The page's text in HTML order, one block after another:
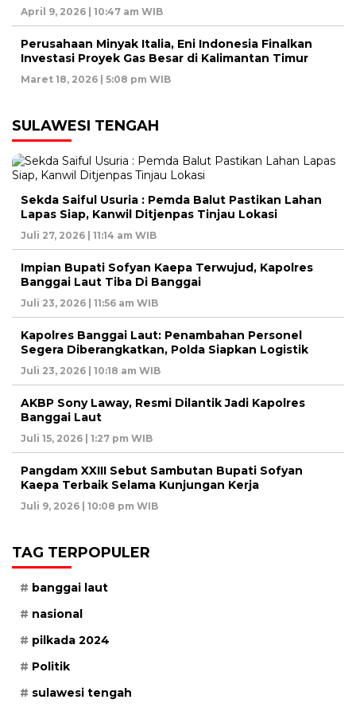
April 9, 2026 | 10:47 am WIB
Perusahaan Minyak Italia, Eni Indonesia Finalkan
Investasi Proyek Gas Besar di Kalimantan Timur
Maret 18, 2026 | 5:08 pm WIB
SULAWESI TENGAH
Sekda Saiful Usuria : Pemda Balut Pastikan Lahan
Lapas Siap, Kanwil Ditjenpas Tinjau Lokasi
Juli 27, 2026 | 11:14 am WIB
Impian Bupati Sofyan Kaepa Terwujud, Kapolres
Banggai Laut Tiba Di Banggai
Juli 23, 2026 | 11:56 am WIB
Kapolres Banggai Laut: Penambahan Personel
Segera Diberangkatkan, Polda Siapkan Logistik
Juli 23, 2026 | 10:18 am WIB
AKBP Sony Laway, Resmi Dilantik Jadi Kapolres
Banggai Laut
Juli 15, 2026 | 1:27 pm WIB
Pangdam XXIII Sebut Sambutan Bupati Sofyan
Kaepa Terbaik Selama Kunjungan Kerja
Juli 9, 2026 | 10:08 pm WIB
TAG TERPOPULER
banggai laut
nasional
pilkada 2024
Politik
sulawesi tengah